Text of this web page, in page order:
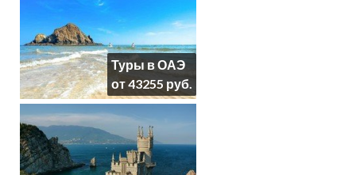
Туры в ОАЭ
от 43255 руб.